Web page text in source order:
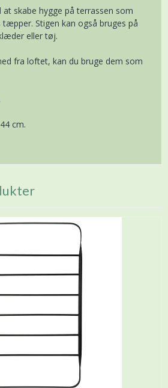
skabe hygge på terrassen som
Stigen kan også bruges på
eller tøj.
fra loftet, kan du bruge dem som
cm.